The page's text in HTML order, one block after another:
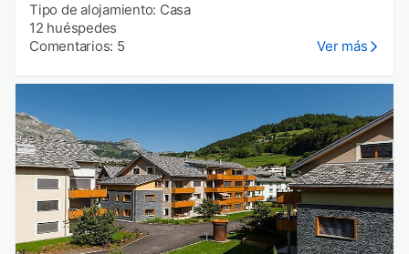
Tipo de alojamiento: Casa
12 huéspedes
Comentarios: 5
Ver más